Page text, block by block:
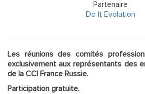
Partenaire
Do It Evolution
Les réunions des comités
exclusivement aux représentants des
de la CCI France Russie.
Participation gratuite.